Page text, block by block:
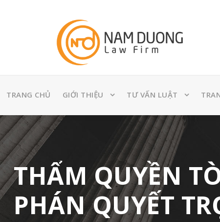
TRANG CHỦ GIỚI THIỆU TƯ VẤN LUẬT
THẨM QUYỀN
PHÁN QUYẾT